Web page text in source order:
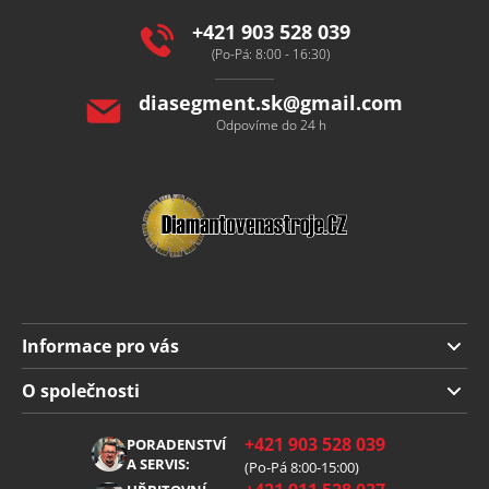
+421 903 528 039
(Po-Pá: 8:00 - 16:30)
diasegment.sk@gmail.com
Odpovíme do 24 h
Informace pro vás
Doprava a platba
Obchodní podmínky
Reklamace
O společnosti
PORADENSTVÍ
A SERVIS:
+421 903 528 039
(Po-Pá 8:00-15:00)